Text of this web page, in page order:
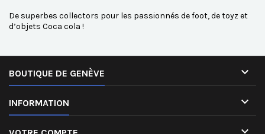
De superbes collectors pour les passionnés de foot, de toyz et
d’objets Coca cola !
BOUTIQUE DE GENÈVE 
INFORMATION 